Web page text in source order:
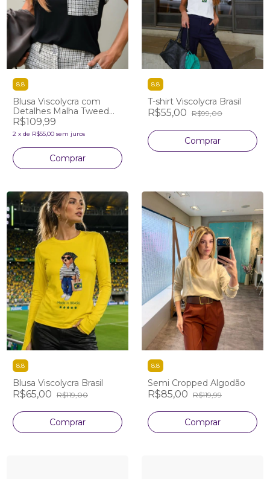
8.8
Blusa Viscolycra com
Detalhes Malha Tweed
Pied de Poule
R$109,99
2 x de R$55,00 sem juros
Comprar
8.8
T-shirt Viscolycra Brasil
R$55,00 R$99,00
Comprar
8.8
Blusa Viscolycra Brasil
R$65,00 R$119,00
Comprar
8.8
Semi Cropped Algodão
R$85,00 R$119,99
Comprar